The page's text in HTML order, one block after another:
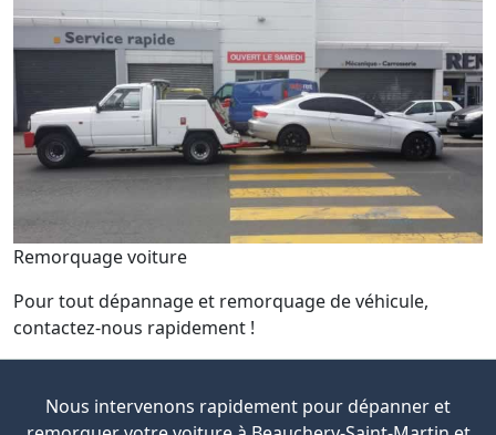
Remorquage voiture
Pour tout dépannage et remorquage de véhicule,
contactez-nous rapidement !
Nous intervenons rapidement pour dépanner et